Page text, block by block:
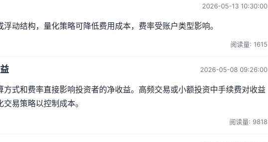
2026-05-13 10:30:00
动结构，量化策略可降低费用成本，费率受账户类型影响。
阅读量: 1615
2026-05-08 09:26:00
式和费率直接影响投资者的净收益。高频交易或小额投资中手续费对收益
易策略以控制成本。
阅读量: 9818